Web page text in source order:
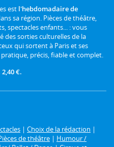
est l'hebdomadaire de
sa région. Pièces de théâtre,
spectacles enfants... : vous
des sorties culturelles de la
qui sortent à Paris et ses
précis, fiable et complet.
€.
| Choix de la rédaction |
de théâtre | Humour /